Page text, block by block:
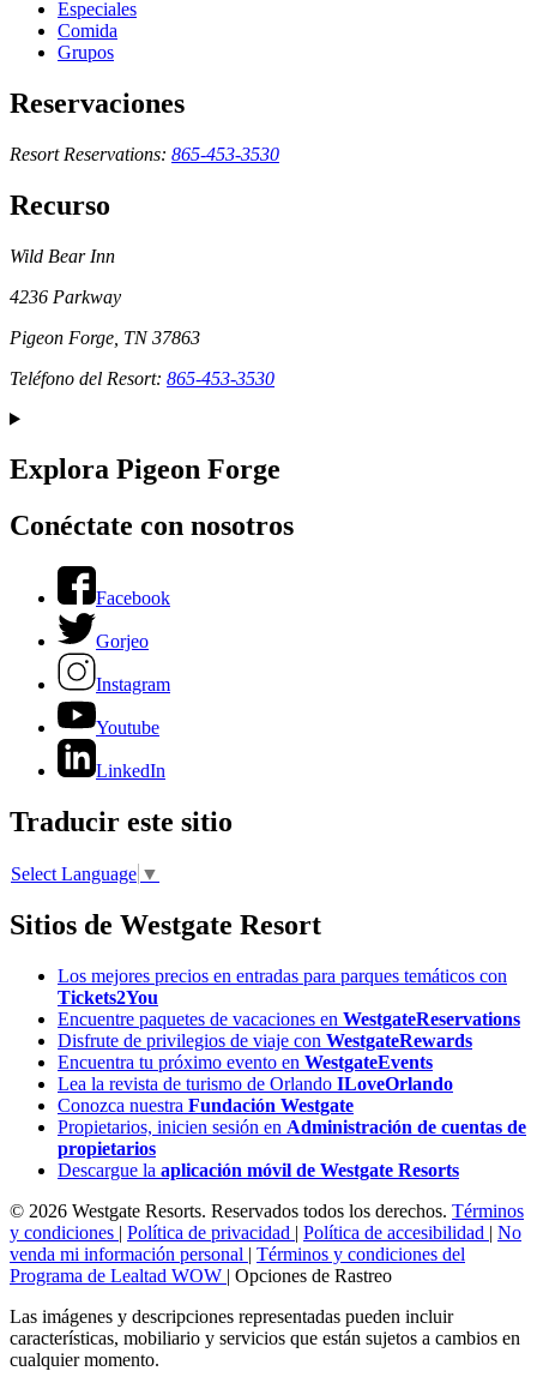
Especiales
Comida
Grupos
Reservaciones
Resort Reservations: 865-453-3530
Recurso
Wild Bear Inn
4236 Parkway
Pigeon Forge, TN 37863
Teléfono del Resort: 865-453-3530
Explora Pigeon Forge
Conéctate con nosotros
Facebook
Gorjeo
Instagram
Youtube
LinkedIn
Traducir este sitio
Select Language ▼
Sitios de Westgate Resort
Los mejores precios en entradas para parques temáticos con
Tickets2You
Encuentre paquetes de vacaciones en WestgateReservations
Disfrute de privilegios de viaje con WestgateRewards
Encuentra tu próximo evento en WestgateEvents
Lea la revista de turismo de Orlando ILoveOrlando
Conozca nuestra Fundación Westgate
Propietarios, inicien sesión en Administración de cuentas de
propietarios
Descargue la aplicación móvil de Westgate Resorts
© 2026 Westgate Resorts. Reservados todos los derechos. Términos
y condiciones | Política de privacidad | Política de accesibilidad | No
venda mi información personal | Términos y condiciones del
Programa de Lealtad WOW | Opciones de Rastreo
Las imágenes y descripciones representadas pueden incluir
características, mobiliario y servicios que están sujetos a cambios en
cualquier momento.